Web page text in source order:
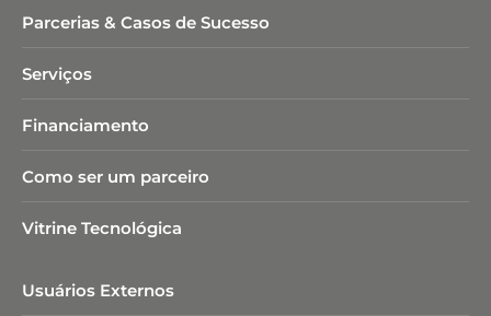
Parcerias & Casos de Sucesso
Serviços
Financiamento
Como ser um parceiro
Vitrine Tecnológica
Usuários Externos